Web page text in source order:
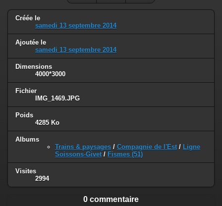
Créée le
samedi 13 septembre 2014
Ajoutée le
samedi 13 septembre 2014
Dimensions
4000*3000
Fichier
IMG_1469.JPG
Poids
4285 Ko
Albums
Trains & paysages / Compagnie de l'Est / Ligne
Soissons-Givet / Fismes (51)
Visites
2994
0 commentaire